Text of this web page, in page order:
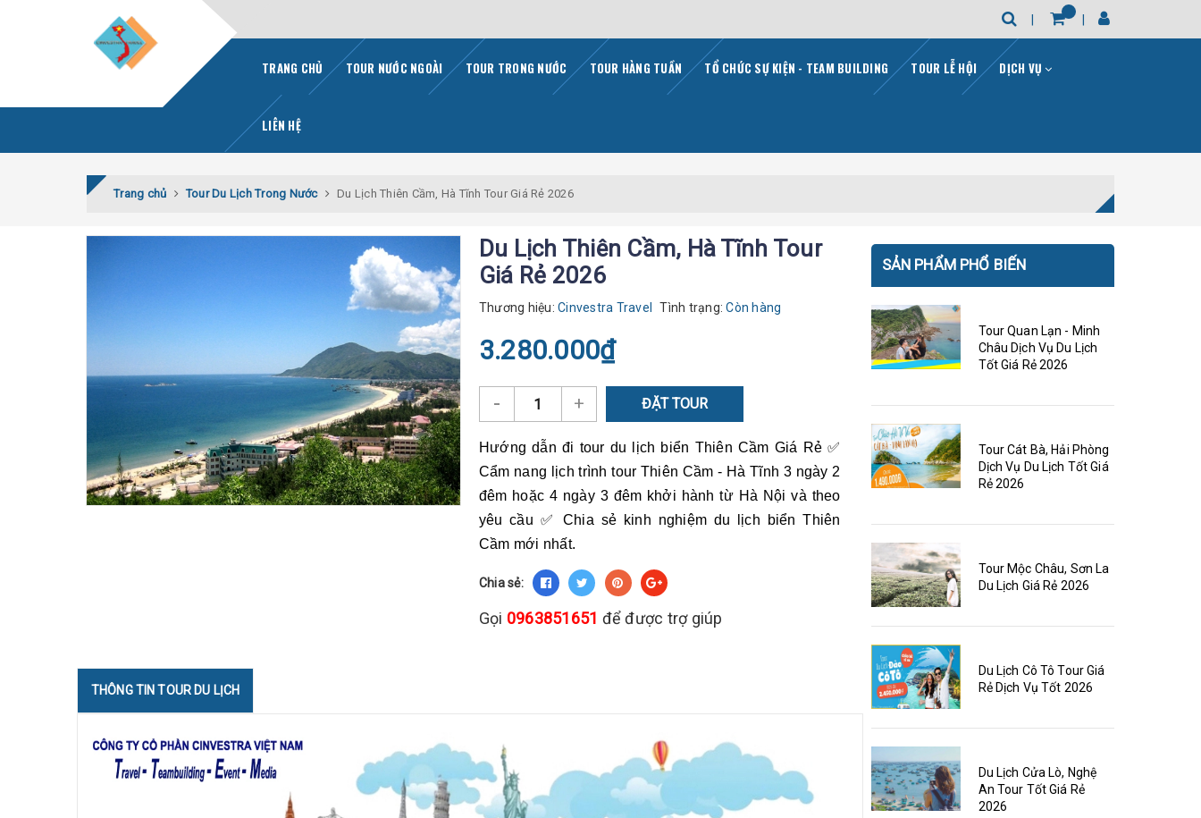
TRANG CHỦ TOUR NƯỚC NGOÀI TOUR TRONG NƯỚC TOUR HÀNG TUẦN TỔ CHỨC SỰ KIỆN - TEAM BUILDING TOUR LỄ HỘI DỊCH VỤ
LIÊN HỆ
Trang chủ Tour Du Lịch Trong Nước Du Lịch Thiên Cầm, Hà Tĩnh Tour Giá Rẻ 2026
Du Lịch Thiên Cầm, Hà Tĩnh Tour
Giá Rẻ 2026
Thương hiệu: Cinvestra Travel Tình trạng:Còn hàng
3.280.000₫
- + ĐẶT TOUR
Hướng dẫn đi tour du lịch biển Thiên Cầm Giá Rẻ ✅
Cẩm nang lịch trình tour Thiên Cầm - Hà Tĩnh 3 ngày 2
đêm hoặc 4 ngày 3 đêm khởi hành từ Hà Nội và theo
yêu cầu ✅ Chia sẻ kinh nghiệm du lịch biển Thiên
Cầm mới nhất.
Chia sẻ:
Gọi 0963851651 để được trợ giúp
THÔNG TIN TOUR DU LỊCH
SẢN PHẨM PHỔ BIẾN
Tour Quan Lạn - Minh
Châu Dịch Vụ Du Lịch
Tốt Giá Rẻ 2026
Tour Cát Bà, Hải Phòng
Dịch Vụ Du Lịch Tốt Giá
Rẻ 2026
Tour Mộc Châu, Sơn La
Du Lịch Giá Rẻ 2026
Du Lịch Cô Tô Tour Giá
Rẻ Dịch Vụ Tốt 2026
Du Lịch Cửa Lò, Nghệ
An Tour Tốt Giá Rẻ
2026